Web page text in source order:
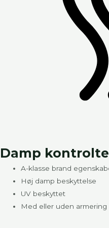
Damp
A-klasse brand
Høj damp beskyttelse
UV beskyttet
Med eller uden armering